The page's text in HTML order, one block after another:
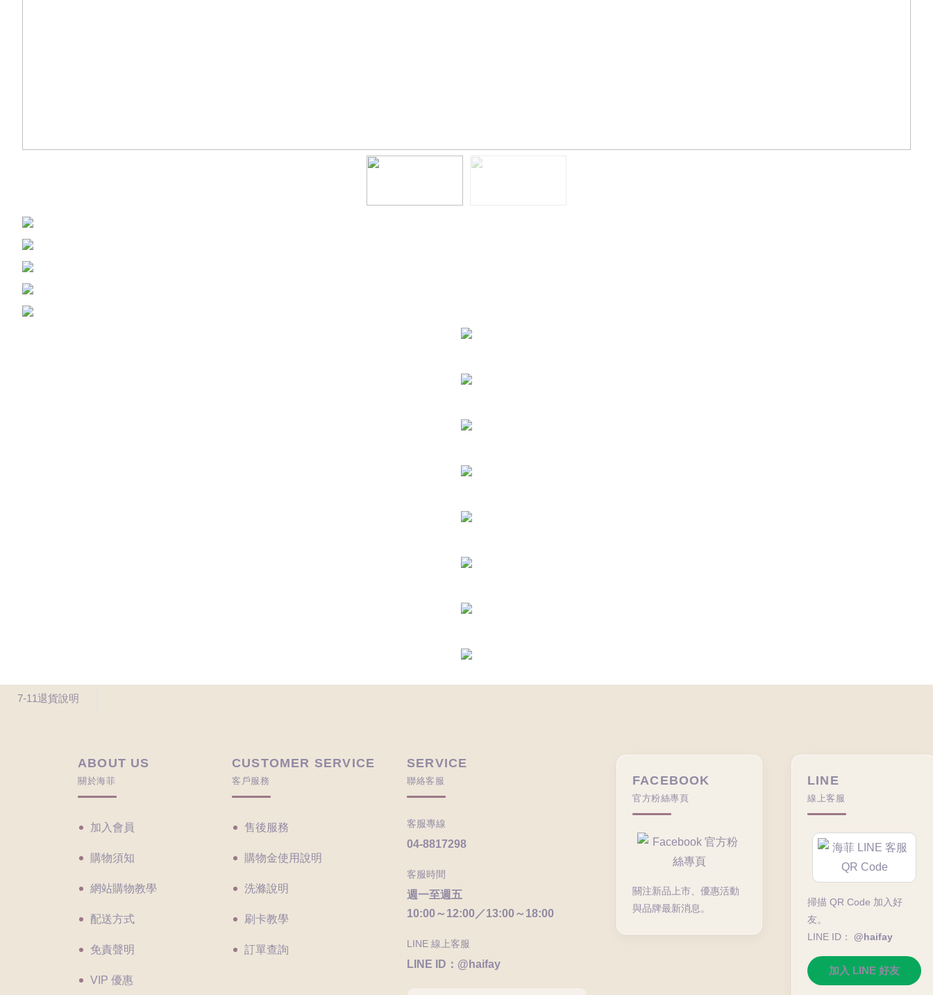
7-11退貨說明
ABOUT US
關於海菲
加入會員
購物須知
網站購物教學
配送方式
免責聲明
VIP 優惠
CUSTOMER SERVICE
客戶服務
售後服務
購物金使用說明
洗滌說明
刷卡教學
訂單查詢
SERVICE
聯絡客服
客服專線
04-8817298
客服時間
週一至週五
10:00～12:00／13:00～18:00
LINE 線上客服
LINE ID：@haifay
FACEBOOK
官方粉絲專頁
關注新品上市、優惠活動
與品牌最新消息。
LINE
線上客服
掃描 QR Code 加入好
友。
LINE ID： @haifay
加入 LINE 好友